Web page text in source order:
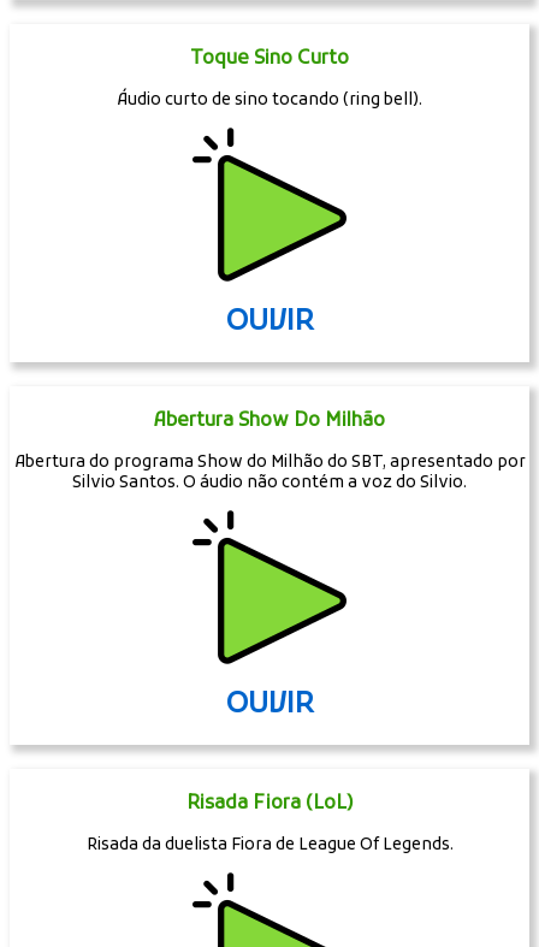
Toque Sino Curto
Áudio curto de sino tocando (ring bell).
OUVIR
Abertura Show Do Milhão
Abertura do programa Show do Milhão do SBT, apresentado por
Silvio Santos. O áudio não contém a voz do Silvio.
OUVIR
Risada Fiora (LoL)
Risada da duelista Fiora de League Of Legends.